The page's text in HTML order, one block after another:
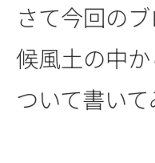
さて今回の
候風土の中
ついて書いて